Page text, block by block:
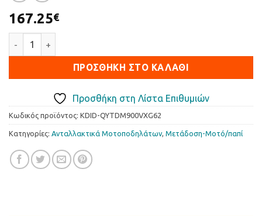
167.25€
ΠΡΟΣΘΉΚΗ ΣΤΟ ΚΑΛΆΘΙ
Προσθήκη στη Λίστα Επιθυμιών
Κωδικός προϊόντος: KDID-QYTDM900VXG62
Κατηγορίες: Ανταλλακτικά Μοτοποδηλάτων, Μετάδοση-Μοτό/παπί